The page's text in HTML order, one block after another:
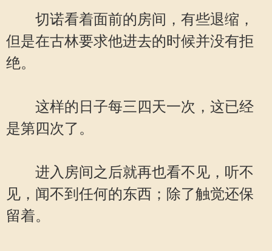
切诺看着面前的房间，有些退缩，
但是在古林要求他进去的时候并没有拒
绝。
这样的日子每三四天一次，这已经
是第四次了。
进入房间之后就再也看不见，听不
见，闻不到任何的东西；除了触觉还保
留着。